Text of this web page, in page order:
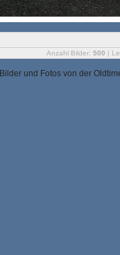
Anzahl Bilder: 500 |
Bilder und Fotos von der